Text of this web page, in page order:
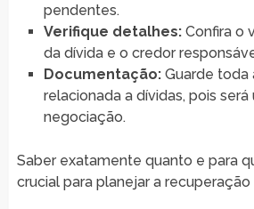
pendentes.
Verifique detalhes:Confira o
da dívida e o credor
Documentação:Guarde toda
relacionada a dívidas, pois
negociação.
Saber exatamente quanto e para
crucial para planejar a